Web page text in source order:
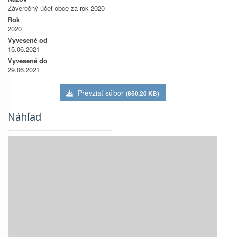
Záverečný účet obce za rok 2020
Rok
2020
Vyvesené od
15.06.2021
Vyvesené do
29.06.2021
Prevziať súbor (850,20 KB)
Náhľad